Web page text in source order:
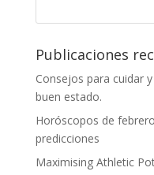
Publicaciones
Consejos para cuidar
buen estado.
Horóscopos de
predicciones
Maximising Athletic